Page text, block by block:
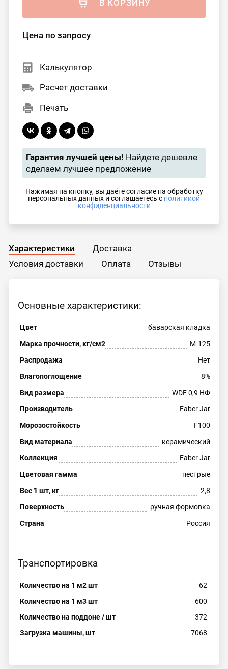
В КОРЗИНУ
Цена по запросу
Калькулятор
Расчет доставки
Печать
Гарантия лучшей цены! Найдете дешевле
сделаем лучшее предложение
Нажимая на кнопку, вы даёте согласие на обработку
персональных данных и соглашаетесь с политикой
конфиденциальности
Характеристики
Доставка
Условия доставки
Оплата Отзывы
Основные характеристики:
Цвет
баварская кладка
Марка прочности, кг/см2
М-125
Распродажа
Нет
Влагопоглощение
8%
Вид размера
WDF 0,9 НФ
Производитель
Faber Jar
Морозостойкость
F100
Вид материала
керамический
Коллекция
Faber Jar
Цветовая гамма
пестрые
Вес 1 шт, кг
2,8
Поверхность
ручная формовка
Страна
Россия
Транспортировка
Количество на 1 м2 шт
62
Количество на 1 м3 шт
600
Количество на поддоне / шт
372
Загрузка машины, шт
7068